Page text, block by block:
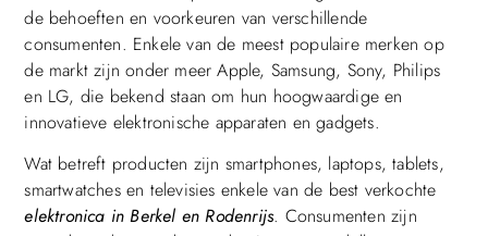
de behoeften en voorkeuren van verschillende
consumenten. Enkele van de meest populaire merken op
de markt zijn onder meer Apple, Samsung, Sony, Philips
en LG, die bekend staan om hun hoogwaardige en
innovatieve elektronische apparaten en gadgets.
Wat betreft producten zijn smartphones, laptops, tablets,
smartwatches en televisies enkele van de best verkochte
elektronica in Berkel en Rodenrijs. Consumenten zijn